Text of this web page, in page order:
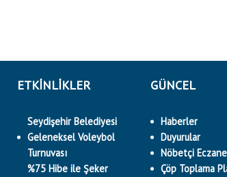
ETKINLIKLER
Seydişehir Belediyesi
Geleneksel Voleybol
Turnuvası
%75 Hibe ile Şeker
GÜNCEL
Haberler
Duyurular
Nöbetçi
Çöp Toplama